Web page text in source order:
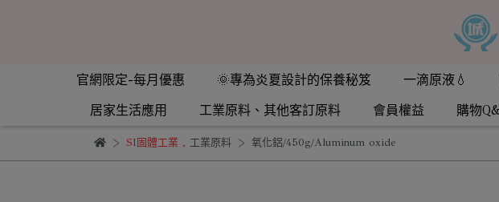
官網限定-每月優惠 🌞專為炎夏設計的保養秘笈 一滴原液💧
居家生活應用
工業原料、其他客訂原料 會員權益 購物
SI固體工業 , 工業原料 氧化鋁/450g/Aluminum oxide